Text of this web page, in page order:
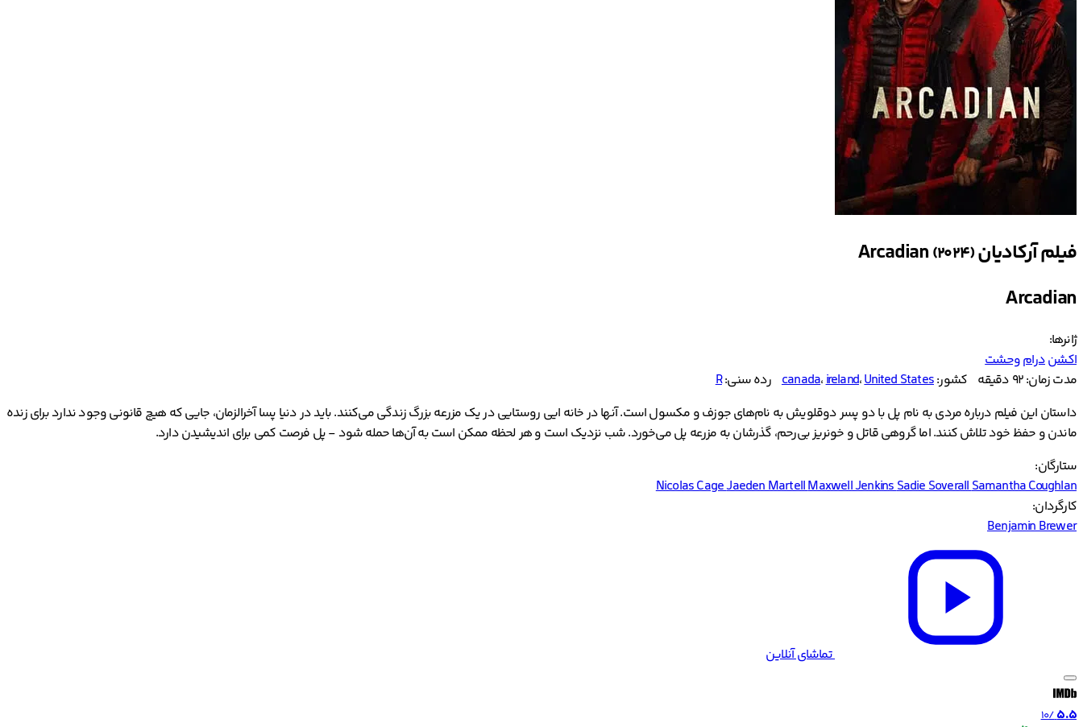
فیلم آرکادیان Arcadian(2024)
Arcadian
ژانرها:
اکشندراموحشت
مدت زمان: 92 دقیقه
کشور: canada،ireland،United States رده سنی:R
داستان این فیلم درباره مردی به نام پل با دو پسر دوقلویش به نام‌های جوزف و مکسول است. آنها در خانه‌ ایی روستایی در یک مزرعه بزرگ زندگی می‌کنند. باید در دنیا پسا آخرالزمان، جایی که هیچ قانونی وجود ندارد برای زنده
ماندن و حفظ خود تلاش کنند. اما گروهی قاتل و خونریز بی‌رحم، گذرشان به مزرعه پل می‌خورد. شب نزدیک است و هر لحظه ممکن است به آن‌ها حمله شود - پل فرصت کمی برای اندیشیدن دارد.
ستارگان:
Nicolas CageJaeden MartellMaxwell JenkinsSadie SoverallSamantha Coughlan
کارگردان:
Benjamin Brewer
تماشای آنلاین
5.5
/10